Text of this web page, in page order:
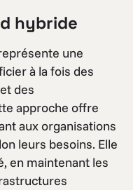
hybride
une
à la fois des
des
approche offre
aux organisations
leurs besoins. Elle
en maintenant les